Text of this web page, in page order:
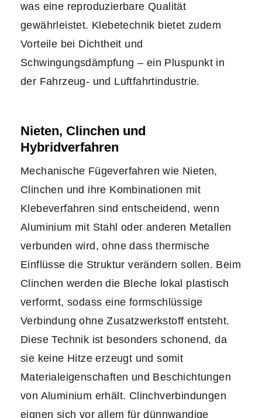
was eine reproduzierbare Qualität
gewährleistet. Klebetechnik bietet zudem
Vorteile bei Dichtheit und
Schwingungsdämpfung – ein Pluspunkt in
der Fahrzeug- und Luftfahrtindustrie.
Nieten, Clinchen und
Hybridverfahren
Mechanische Fügeverfahren wie Nieten,
Clinchen und ihre Kombinationen mit
Klebeverfahren sind entscheidend, wenn
Aluminium mit Stahl oder anderen Metallen
verbunden wird, ohne dass thermische
Einflüsse die Struktur verändern sollen. Beim
Clinchen werden die Bleche lokal plastisch
verformt, sodass eine formschlüssige
Verbindung ohne Zusatzwerkstoff entsteht.
Diese Technik ist besonders schonend, da
sie keine Hitze erzeugt und somit
Materialeigenschaften und Beschichtungen
von Aluminium erhält. Clinchverbindungen
eignen sich vor allem für dünnwandige